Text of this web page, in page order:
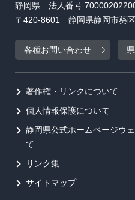
静岡県 法人番号
〒420-8601 静岡県静岡市葵
各種お問い合わせ
著作権・リンクについて
個人情報保護について
静岡県公式ホームページウ
て
リンク集
サイトマップ